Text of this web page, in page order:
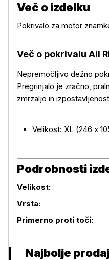
Več o izdelku
Več o izdelku
Pokrivalo za motor
Več o pokrivalu All
Nepremočljivo dežno
Pregrinjalo je zračno,
zmrzaljo in
Velikost: XL (246 x
Podrobnosti
Podrobnosti izdelka
Velikost:
Vrsta:
Primerno proti toči:
Najbolje